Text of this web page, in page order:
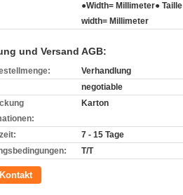
●Width= Millimeter● Taille
width= Millimeter
und Versand AGB:
Verhandlung
negotiable
Karton
7 - 15 Tage
T/T
Kontakt